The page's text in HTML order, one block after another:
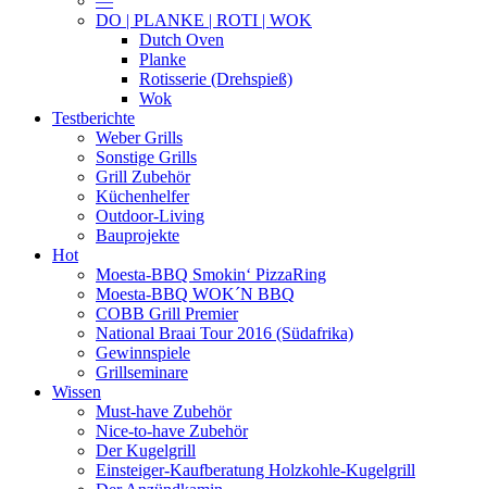
DO | PLANKE | ROTI | WOK
Dutch Oven
Planke
Rotisserie (Drehspieß)
Wok
Testberichte
Weber Grills
Sonstige Grills
Grill Zubehör
Küchenhelfer
Outdoor-Living
Bauprojekte
Hot
Moesta-BBQ Smokin‘ PizzaRing
Moesta-BBQ WOK´N BBQ
COBB Grill Premier
National Braai Tour 2016 (Südafrika)
Gewinnspiele
Grillseminare
Wissen
Must-have Zubehör
Nice-to-have Zubehör
Der Kugelgrill
Einsteiger-Kaufberatung Holzkohle-Kugelgrill